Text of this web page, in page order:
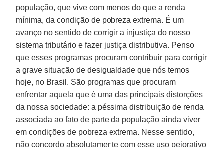
população, que vive com menos do que a renda
mínima, da condição de pobreza extrema. É um
avanço no sentido de corrigir a injustiça do nosso
sistema tributário e fazer justiça distributiva. Penso
que esses programas procuram contribuir para corrigir
a grave situação de desigualdade que nós temos
hoje, no Brasil. São programas que procuram
enfrentar aquela que é uma das principais distorções
da nossa sociedade: a péssima distribuição de renda
associada ao fato de parte da população ainda viver
em condições de pobreza extrema. Nesse sentido,
não concordo absolutamente com esse uso pejorativo